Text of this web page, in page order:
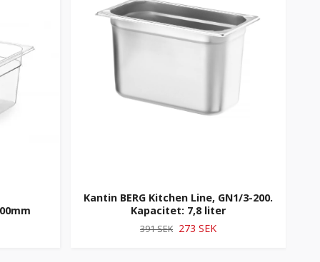
Kantin BERG Kitchen Line, GN1/3-200.
Kapacitet: 7,8 liter
391 SEK 273 SEK